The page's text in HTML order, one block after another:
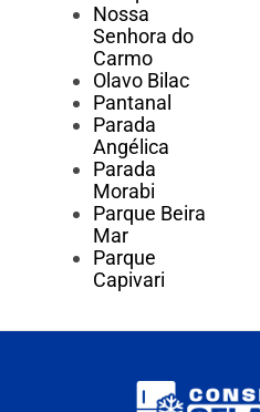
Nossa
Senhora do
Carmo
Olavo Bilac
Pantanal
Parada
Angélica
Parada
Morabi
Parque Beira
Mar
Parque
Capivari